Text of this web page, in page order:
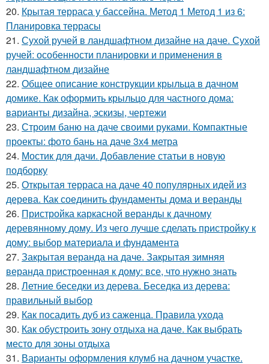
20. Крытая терраса у бассейна. Метод 1 Метод 1 из 6:
Планировка террасы
21. Сухой ручей в ландшафтном дизайне на даче. Сухой
ручей: особенности планировки и применения в
ландшафтном дизайне
22. Общее описание конструкции крыльца в дачном
домике. Как оформить крыльцо для частного дома:
варианты дизайна, эскизы, чертежи
23. Строим баню на даче своими руками. Компактные
проекты: фото бань на даче 3х4 метра
24. Мостик для дачи. Добавление статьи в новую
подборку
25. Открытая терраса на даче 40 популярных идей из
дерева. Как соединить фундаменты дома и веранды
26. Пристройка каркасной веранды к дачному
деревянному дому. Из чего лучше сделать пристройку к
дому: выбор материала и фундамента
27. Закрытая веранда на даче. Закрытая зимняя
веранда пристроенная к дому: все, что нужно знать
28. Летние беседки из дерева. Беседка из дерева:
правильный выбор
29. Как посадить дуб из саженца. Правила ухода
30. Как обустроить зону отдыха на даче. Как выбрать
место для зоны отдыха
31. Варианты оформления клумб на дачном участке.